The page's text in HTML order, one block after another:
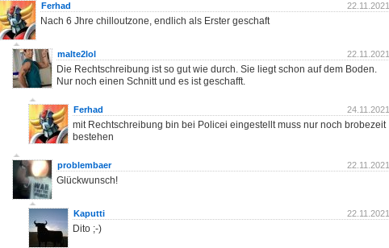
22.11.2021
Ferhad
Nach 6 Jhre chilloutzone, endlich als Erster geschaft
22.11.2021
malte2lol
Die Rechtschreibung ist so gut wie durch. Sie liegt schon auf dem Boden.
Nur noch einen Schnitt und es ist geschafft.
24.11.2021
Ferhad
mit Rechtschreibung bin bei Policei eingestellt muss nur noch brobezeit
bestehen
22.11.2021
problembaer
Glückwunsch!
22.11.2021
Kaputti
Dito ;-)